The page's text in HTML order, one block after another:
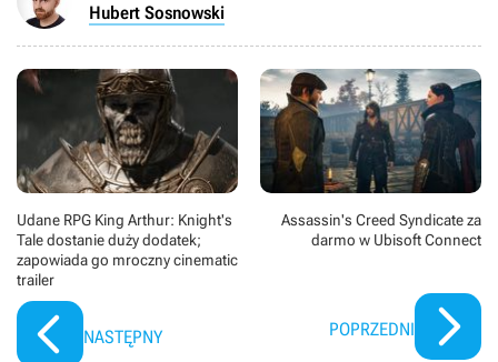
Hubert Sosnowski
Udane RPG King Arthur: Knight's
Tale dostanie duży dodatek;
zapowiada go mroczny cinematic
trailer
NASTĘPNY
Assassin's Creed Syndicate za
darmo w Ubisoft Connect
POPRZEDNI